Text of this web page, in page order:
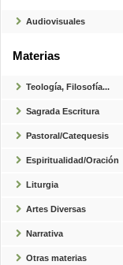
Audiovisuales
Materias
Teología, Filosofía...
Sagrada Escritura
Pastoral/Catequesis
Espiritualidad/Oración
Liturgia
Artes Diversas
Narrativa
Otras materias